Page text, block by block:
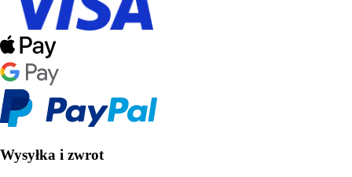
Wysyłka i zwrot